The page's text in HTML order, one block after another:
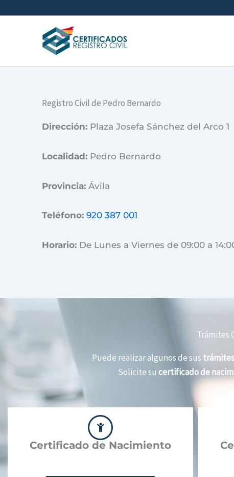
Registro Civil de Pedro Bernardo
Dirección: Plaza Josefa Sánchez del Arco 1
Localidad: Pedro Bernardo
Provincia: Ávila
Teléfono: 920 387 001
Horario: De Lunes a Viernes de 09:00 a
Trámites
Puede realizar algunos de sus
Solicite su certificado de
Certificado de Nacimiento